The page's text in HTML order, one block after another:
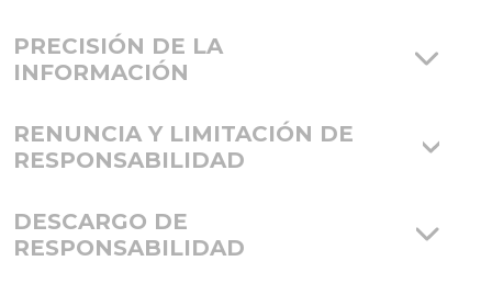
PRECISIÓN DE LA
INFORMACIÓN
RENUNCIA Y LIMITACIÓN DE
RESPONSABILIDAD
DESCARGO DE
RESPONSABILIDAD